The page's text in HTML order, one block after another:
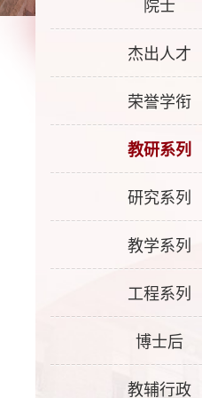
院士
杰出人才
荣誉学衔
教研系列
研究系列
教学系列
工程系列
博士后
教辅行政